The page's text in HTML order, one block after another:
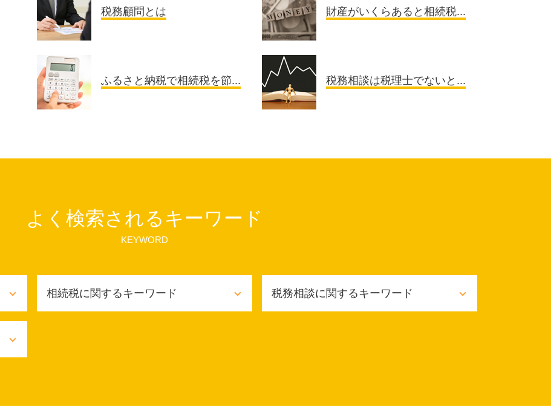
税務顧問とは 財産がいくらあると相続税...
ふるさと納税で相続税を節... 税務相談は税理士でないと...
よく検索されるキーワード
KEYWORD
相続税に関するキーワード 税務相談に関するキーワード